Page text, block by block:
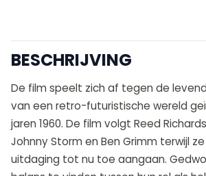
BESCHRIJVING
De film speelt zich af tegen de
van een retro-futuristische wereld
jaren 1960. De film volgt Reed
Johnny Storm en Ben Grimm terwijl
uitdaging tot nu toe aangaan.